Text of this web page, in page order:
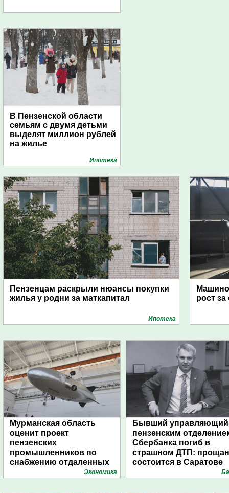
В Пензенской области
семьям с двумя детьми
выделят миллион рублей
на жилье
Ипотека
Пензенцам раскрыли нюансы покупки
жилья у родни за маткапитал
Ипотека
рост за
Мурманская область
оценит проект
пензенских
промышленников по
снабжению отдаленных
поселений с помощью
Экономика
Бывший управляющий
пензенским
Сбербанка погиб в
страшном ДТП:
состоится в Саратове